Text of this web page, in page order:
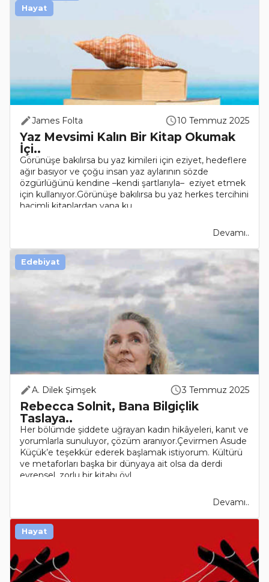
James Folta 10 Temmuz 2025
Yaz Mevsimi Kalın Bir Kitap Okumak
İçi..
Görünüşe bakılırsa bu yaz kimileri için eziyet, hedeflere
ağır basıyor ve çoğu insan yaz aylarının sözde
özgürlüğünü kendine –kendi şartlarıyla– eziyet etmek
için kullanıyor.Görünüşe bakılırsa bu yaz herkes tercihini
hacimli kitaplardan yana ku..
Devamı..
Hayat
A. Dilek Şimşek 3 Temmuz 2025
Rebecca Solnit, Bana Bilgiçlik
Taslaya..
Her bölümde şiddete uğrayan kadın hikâyeleri, kanıt ve
yorumlarla sunuluyor, çözüm aranıyor.Çevirmen Asude
Küçük’e teşekkür ederek başlamak istiyorum. Kültürü
ve metaforları başka bir dünyaya ait olsa da derdi
evrensel, zorlu bir kitabı öyl..
Devamı..
Edebiyat
Hayat